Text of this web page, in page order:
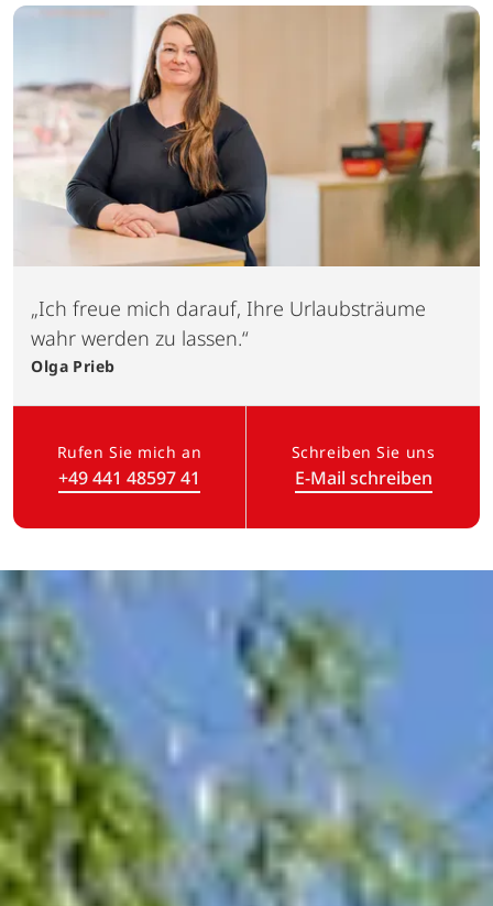
„Ich freue mich darauf, Ihre Urlaubsträume
wahr werden zu lassen.“
Olga Prieb
Rufen Sie mich an
+49 441 48597 41(Link öffnet in neuem Tab)
Schreiben Sie uns
E-Mail schreiben